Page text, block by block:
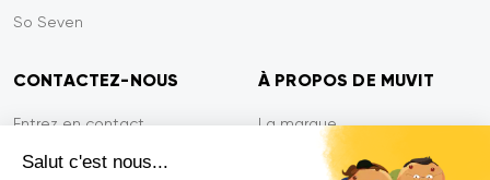
Salut c'est nous...
So Seven
CONTACTEZ-NOUS
Entrez en contact
Paiement sécurisé
À PROPOS DE MUVIT
La marque